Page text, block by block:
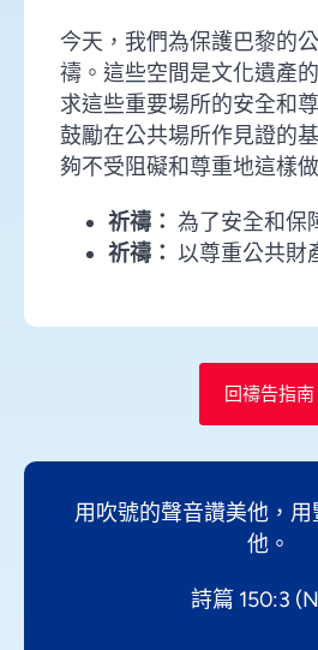
今天，我們為保護巴黎的
禱。這些空間是文化遺產
求這些重要場所的安全和
鼓勵在公共場所作見證的
夠不受阻礙和尊重地這樣做
祈禱： 為了安全和保
祈禱： 以尊重公共財
回禱告指南
用吹號的聲音讚美他，
他。
詩篇 150:3